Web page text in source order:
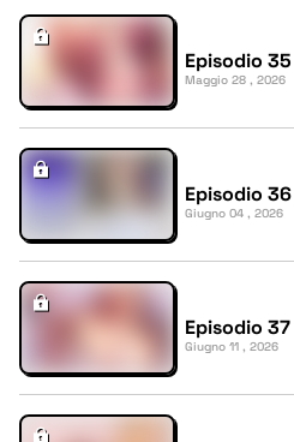
Episodio 35
Maggio 28 , 2026
Episodio 36
Giugno 04 , 2026
Episodio 37
Giugno 11 , 2026